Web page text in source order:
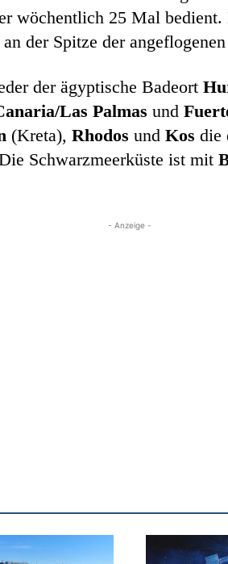
wöchentlich 25 Mal
der Spitze der
der ägyptische Badeort
Las Palmas und
(Kreta), Rhodos und Kos die
Schwarzmeerküste ist mit
- Anzeige -